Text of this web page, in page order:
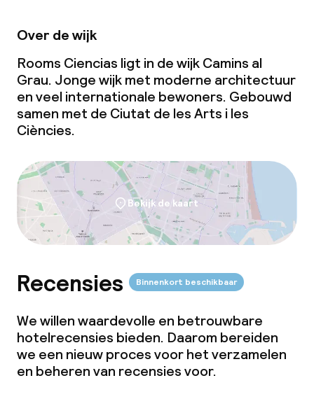
Over de wijk
Rooms Ciencias ligt in de wijk Camins al
Grau. Jonge wijk met moderne architectuur
en veel internationale bewoners. Gebouwd
samen met de Ciutat de les Arts i les
Ciències.
Bekijk de kaart
Recensies Binnenkort beschikbaar
We willen waardevolle en betrouwbare
hotelrecensies bieden. Daarom bereiden
we een nieuw proces voor het verzamelen
en beheren van recensies voor.